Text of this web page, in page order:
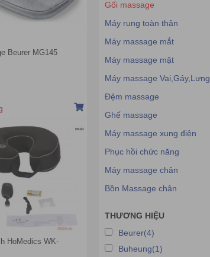
Beurer MG145
HoMedics WK-
Gối massage
Máy rung toàn thân
Máy massage mắt
Máy massage mặt
Máy massage Vai,Gáy,Lưng
Đệm massage
Ghế massage
Máy massage xung điện
Phục hồi chức năng
Máy massage chân
Bồn Massage chân
THƯƠNG HIỆU
Beurer(4)
Buheung(1)